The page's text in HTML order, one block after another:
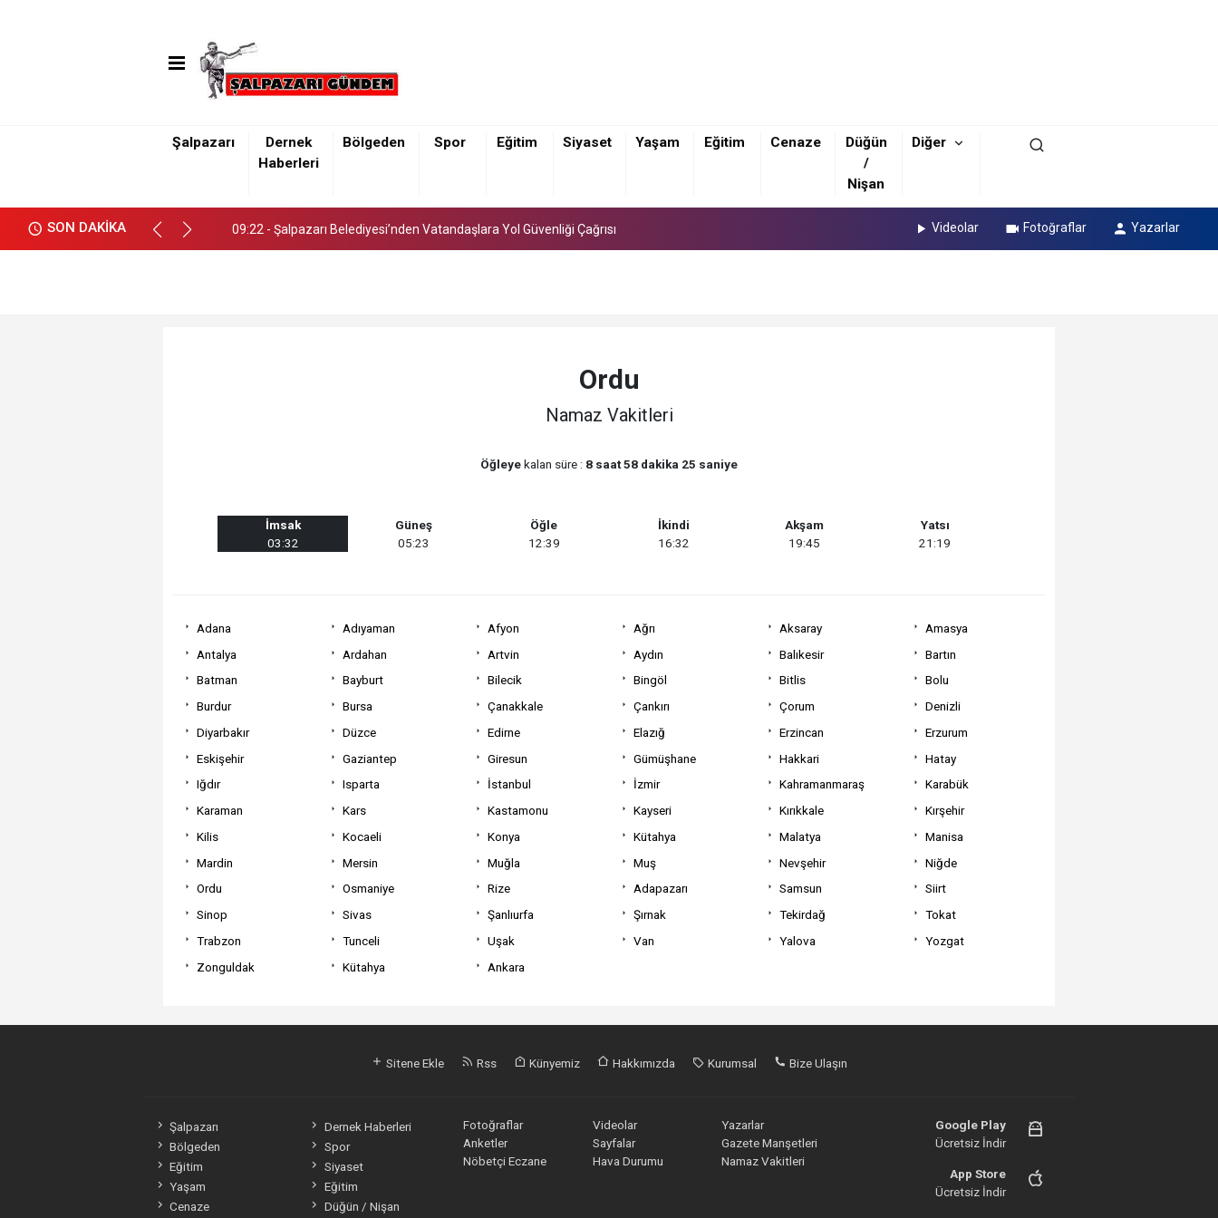
Şalpazarı
Dernek
Haberleri
Bölgeden Spor Eğitim Siyaset Yaşam Eğitim Cenaze
Düğün
/
Nişan
Diğer
SON DAKİKA
09:22 - Şalpazarı Belediyesi’nden Vatandaşlara Yol Güvenliği Çağrısı
09:22 - Şalpazarı Belediyesi’nden Vatandaşlara Yol Güvenliği Çağrısı Videolar Fotoğraflar Yazarlar
Ordu
Namaz Vakitleri
Öğleyekalan süre : 8 saat 58 dakika 24 saniye
İmsak
03:32
Güneş
05:23
Öğle
12:39
İkindi
16:32
Akşam
19:45
Yatsı
21:19
Adana Adıyaman Afyon Ağrı Aksaray
Amasya
Antalya
Ardahan Artvin Aydın Balıkesir
Bartın
Batman
Bayburt Bilecik Bingöl Bitlis
Bolu
Burdur
Bursa Çanakkale Çankırı Çorum
Denizli
Diyarbakır
Düzce Edirne Elazığ Erzincan
Erzurum
Eskişehir
Gaziantep Giresun Gümüşhane Hakkari
Hatay
Iğdır
Isparta İstanbul İzmir Kahramanmaraş
Karabük
Karaman
Kars Kastamonu Kayseri Kırıkkale
Kırşehir
Kilis
Kocaeli Konya Kütahya Malatya
Manisa
Mardin
Mersin Muğla Muş Nevşehir
Niğde
Ordu
Osmaniye Rize Adapazarı Samsun
Siirt
Sinop
Sivas Şanlıurfa Şırnak Tekirdağ
Tokat
Trabzon
Tunceli Uşak Van Yalova
Yozgat
Zonguldak
Kütahya Ankara
Sitene Ekle Rss Künyemiz Hakkımızda Kurumsal Bize Ulaşın
Şalpazarı
Dernek Haberleri
Bölgeden
Spor
Eğitim
Siyaset
Yaşam
Eğitim
Cenaze
Düğün / Nişan
Fotoğraflar Videolar
Yazarlar
Anketler
Sayfalar
Gazete Manşetleri
Nöbetçi Eczane
Hava Durumu Namaz Vakitleri
Google Play
Ücretsiz İndir
App Store
Ücretsiz İndir